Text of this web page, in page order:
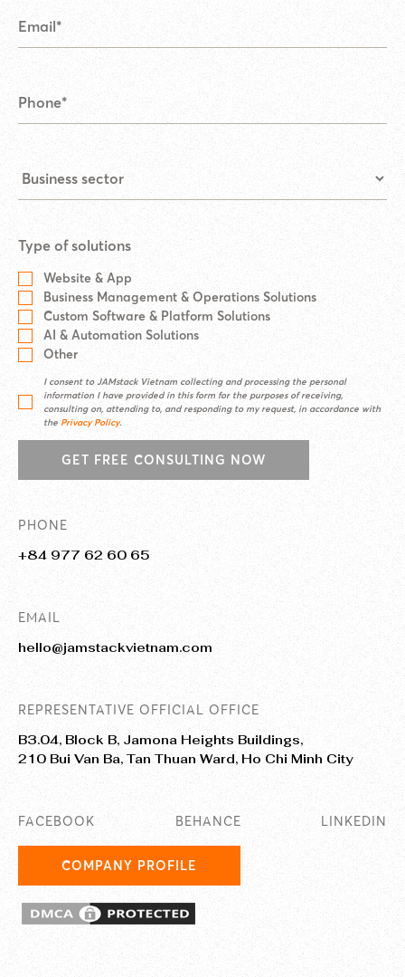
Type of solutions
Website & App
Business Management & Operations Solutions
Custom Software & Platform Solutions
AI & Automation Solutions
Other
I consent to JAMstack Vietnam collecting and processing the personal
information I have provided in this form for the purposes of receiving,
consulting on, attending to, and responding to my request, in accordance with
the Privacy Policy.
GET FREE CONSULTING NOW
PHONE
+84 977 62 60 65
EMAIL
hello@jamstackvietnam.com
REPRESENTATIVE OFFICIAL OFFICE
B3.04, Block B, Jamona Heights Buildings,
210 Bui Van Ba, Tan Thuan Ward, Ho Chi Minh City
FACEBOOK BEHANCE LINKEDIN
COMPANY PROFILE